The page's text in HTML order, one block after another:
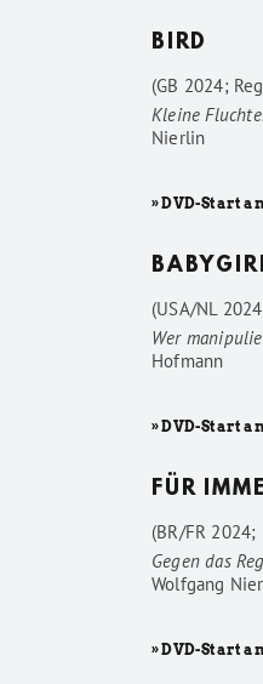
BIRD
(GB 2024;
Kleine
Nierlin
» DVD-Start
(USA/NL
Wer
Hofmann
» DVD-Start
FÜR
(BR/FR 2024;
Gegen das
Wolfgang
» DVD-Start